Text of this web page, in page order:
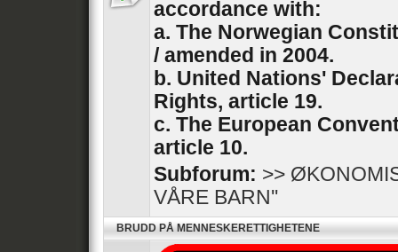
accordance with:
a. The Norwegian
/ amended in 2004.
b. United Nations'
Rights, article 19.
c. The European
article 10.
Subforum: >>
VÅRE BARN''
BRUDD PÅ MENNESKERETTIGHETENE